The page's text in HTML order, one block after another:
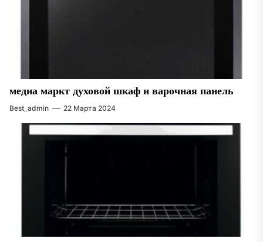
медиа маркт духовой шкаф и варочная панель
Best_admin 22 Марта 2024